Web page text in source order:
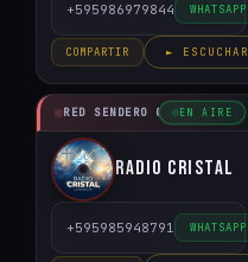
+595986979844 WHATSAPP
COMPARTIR ► ESCUCHAR
RED SENDERO CRISTIANO
EN AIRE
Radio Cristal
+595985948791 WHATSAPP